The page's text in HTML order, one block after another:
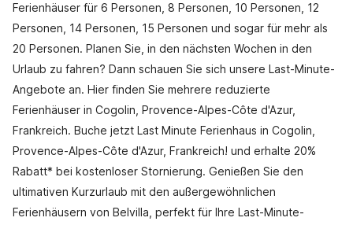
Ferienhäuser für 6 Personen, 8 Personen, 10 Personen, 12
Personen, 14 Personen, 15 Personen und sogar für mehr als
20 Personen. Planen Sie, in den nächsten Wochen in den
Urlaub zu fahren? Dann schauen Sie sich unsere Last-Minute-
Angebote an. Hier finden Sie mehrere reduzierte
Ferienhäuser in Cogolin, Provence-Alpes-Côte d'Azur,
Frankreich. Buche jetzt Last Minute Ferienhaus in Cogolin,
Provence-Alpes-Côte d'Azur, Frankreich! und erhalte 20%
Rabatt* bei kostenloser Stornierung. Genießen Sie den
ultimativen Kurzurlaub mit den außergewöhnlichen
Ferienhäusern von Belvilla, perfekt für Ihre Last-Minute-